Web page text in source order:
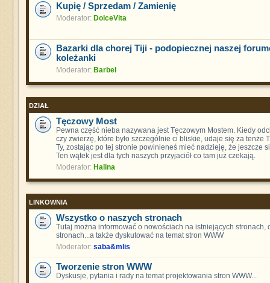
Kupię / Sprzedam / Zamienię
Moderator: DolceVita
Bazarki dla chorej Tiji - podopiecznej naszej
koleżanki
Moderator: Barbel
DZIAŁ
Tęczowy Most
Pewna część nieba nazywana jest Tęczowym Mostem. Kiedy
czy zwierzę, które było szczególnie ci bliskie, udaje się za tenże
Ty, zostając po tej stronie powinieneś mieć nadzieję, że jeszcze
Ten wątek jest dla tych naszych przyjaciół co tam już czekają.
Moderator: Halina
LINKOWNIA
Wszystko o naszych stronach
Tutaj można informować o nowościach na istniejących stronach,
stronach...a także dyskutować na temat stron WWW
Moderator: saba&mlis
Tworzenie stron WWW
Dyskusje, pytania i rady na temat projektowania stron WWW...